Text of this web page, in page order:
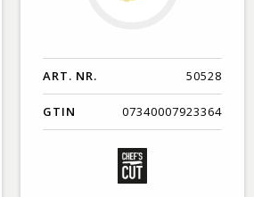
ART. NR. 50528
GTIN 07340007923364